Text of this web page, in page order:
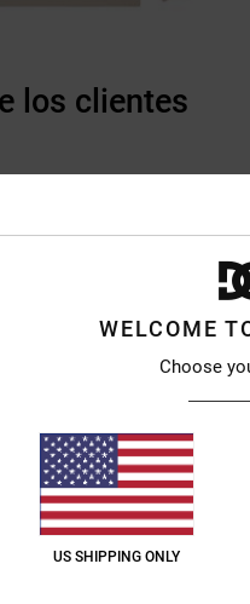
los clientes
5.0
Heiko
WELCOME
Choose
US SHIPPING ONLY